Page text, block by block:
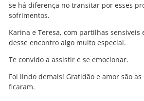
se há diferença no transitar por esses
sofrimentos.
Karina e Teresa, com partilhas sensíveis
desse encontro algo muito especial.
Te convido a assistir e se emocionar.
Foi lindo demais! Gratidão e amor são
ficaram.